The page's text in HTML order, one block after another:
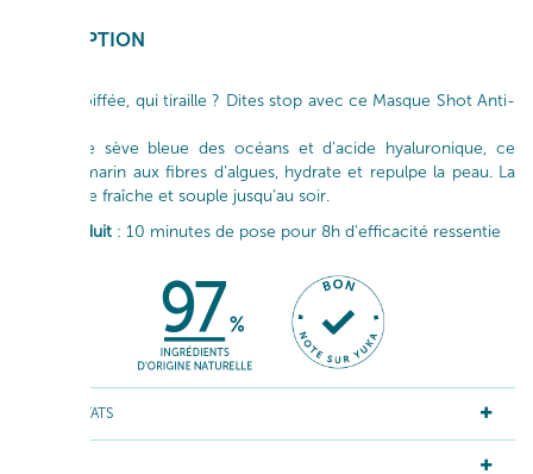
DESCRIPTION
Peau assoiffée, qui tiraille ? Dites stop avec ce Masque Shot Anti-
Gorgé de sève bleue des océans et d’acide hyaluronique, ce
masque marin aux fibres d’algues, hydrate et repulpe la peau. La
peau reste fraîche et souple jusqu’au soir.
Le + produit : 10 minutes de pose pour 8h d'efficacité ressentie
RÉSULTATS